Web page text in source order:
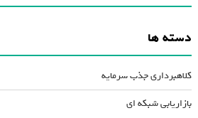
دسته ها
کلاهبرداری جذب سرمایه
بازاریابی شبکه ای